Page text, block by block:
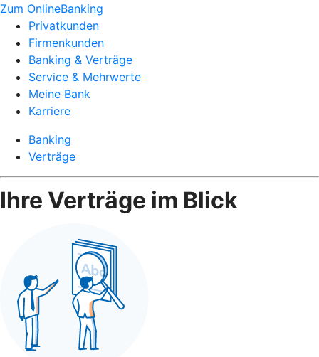
Zum OnlineBanking
Privatkunden
Firmenkunden
Banking & Verträge
Service & Mehrwerte
Meine Bank
Karriere
Banking
Verträge
Ihre Verträge im Blick